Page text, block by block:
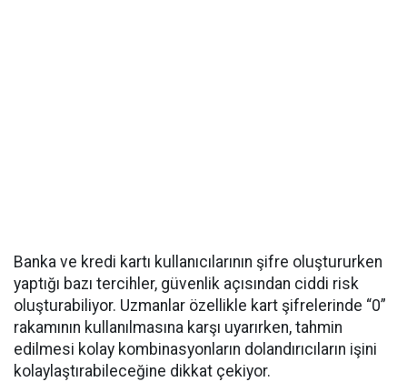
Banka ve kredi kartı kullanıcılarının şifre oluştururken
yaptığı bazı tercihler, güvenlik açısından ciddi risk
oluşturabiliyor. Uzmanlar özellikle kart şifrelerinde “0”
rakamının kullanılmasına karşı uyarırken, tahmin
edilmesi kolay kombinasyonların dolandırıcıların işini
kolaylaştırabileceğine dikkat çekiyor.